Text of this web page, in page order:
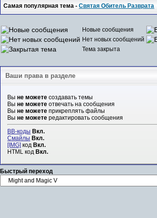
Самая популярная тема -Святая Обитель Разврата
Новые сообщения
Нет новых сообщений
Тема закрыта
Ваши права в разделе
Выне можете создавать темы
Выне можете отвечать на сообщения
Выне можете прикреплять файлы
Выне можете редактировать сообщения
BB-коды Вкл.
Смайлы Вкл.
[IMG] код Вкл.
HTML код Вкл.
Быстрый переход